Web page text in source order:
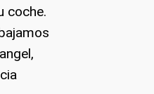
coche.